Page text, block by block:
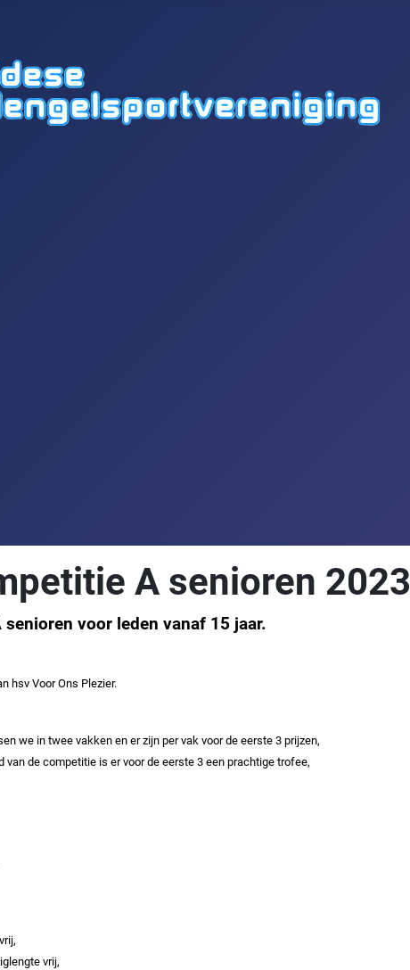
A senioren 2023
senioren voor leden vanaf 15 jaar.
hsv Voor Ons Plezier.
we in twee vakken en er zijn per vak voor de eerste 3 prijzen,
van de competitie is er voor de eerste 3 een prachtige trofee,
vrij,